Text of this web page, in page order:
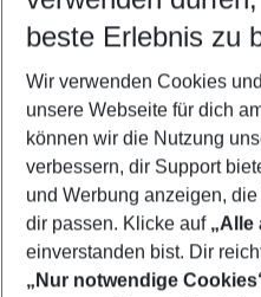
5-8
2 Erwachsene Keine
Mehr
beste Erlebnis zu
Wir verwenden Cookies
unsere Webseite für dich
können wir die Nutzung
verbessern, dir Support
und Werbung anzeigen,
dir passen. Klicke auf „Alle
einverstanden bist. Dir
„Nur notwendige